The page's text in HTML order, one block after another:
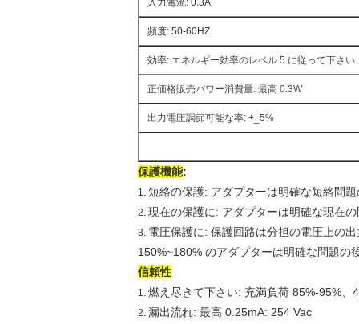
入力電流: 0.3A
頻度: 50-60HZ
効率: エネルギー効率のレベル 5 に従って下さい
正価格販売パワー消費量: 最高 0.3W
出力電圧調節可能な率: +_5%
保護機能:
1. 短絡の保護: アダプターは明確な短絡問
2. 現在の保護に: アダプターは明確な現在
3. 電圧保護に: 保護回路は分担の電圧上の
150%~180% のアダプターは明確な問題の
信頼性
1. 燃え尽きて下さい: 充満負荷 85%-95%
2. 漏出流れ: 最高 0.25mA: 254 Vac